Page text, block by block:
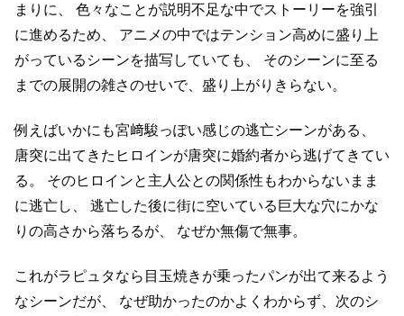
まりに、
色々なことが説明不足な中でストーリーを強引
に進めるため、
アニメの中ではテンション高めに盛り上
がっているシーンを描写していても、
そのシーンに至る
までの展開の雑さのせいで、盛り上がりきらない。
例えばいかにも宮﨑駿っぽい感じの逃亡シーンがある、
唐突に出てきたヒロインが唐突に婚約者から逃げてきてい
る。
そのヒロインと主人公との関係性もわからないまま
に逃亡し、
逃亡した後に街に空いている巨大な穴にかな
りの高さから落ちるが、
なぜか無傷で無事。
これがラピュタなら目玉焼きが乗ったパンが出て来るよう
なシーンだが、
なぜ助かったのかよくわからず、次のシ